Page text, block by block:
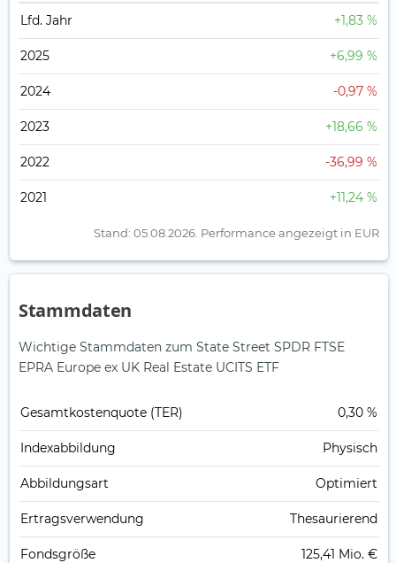
Lfd. Jahr +1,83 %
2025 +6,99 %
2024 -0,97 %
2023 +18,66 %
2022 -36,99 %
2021 +11,24 %
Stand: 05.08.2026. Performance angezeigt in EUR
Stammdaten
Wichtige Stammdaten zum State Street SPDR FTSE
EPRA Europe ex UK Real Estate UCITS ETF
Gesamt­kosten­quote (TER) 0,30 %
Index­abbildung Physisch
Abbildungs­art Optimiert
Ertrags­verwendung Thesaurierend
Fonds­größe 125,41 Mio. €